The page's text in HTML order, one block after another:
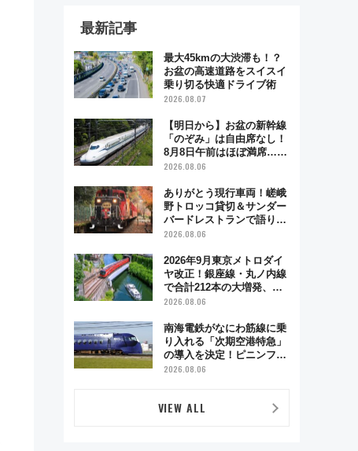
最新記事
最大45kmの大渋滞も！？
お盆の高速道路をスイスイ
乗り切る快適ドライブ術
2026.08.07
【明日から】お盆の新幹線
「のぞみ」は自由席なし！
8月8日午前はほぼ満席…で
も数時間ズラせば空きが見
「空席」探しのコツ
2026.08.06
ありがとう現行車両！嵯峨
野トロッコ貸切＆サンダー
バードレストランで語り合
う秋の京都 斉藤雪乃＆福
日「京都の鉄道満喫ツア
ー」開催
2026.08.06
2026年9月東京メトロダイ
ヤ改正！銀座線・丸ノ内線
で合計212本の大増発、混
雑緩和に期待
2026.08.06
南海電鉄がなにわ筋線に乗
り入れる「次期空港特急」
の導入を決定！ピニンファ
リーナによる日本初の鉄道
2026.08.06
VIEW ALL